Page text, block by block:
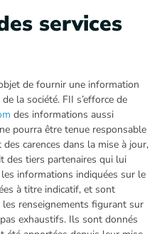
services
de fournir une information
la société. FII s’efforce de
des informations aussi
pourra être tenue responsable
carences dans la mise à jour,
des tiers partenaires qui lui
informations indiquées sur le
à titre indicatif, et sont
les renseignements figurant sur
exhaustifs. Ils sont donnés